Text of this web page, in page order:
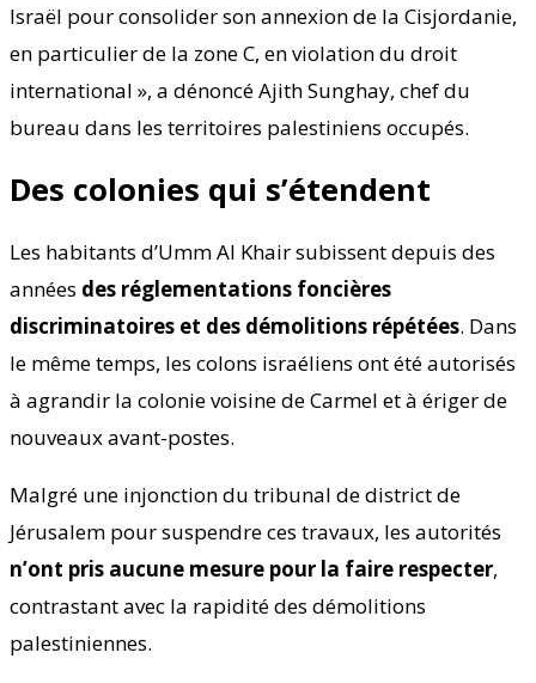
Israël pour consolider son annexion de la Cisjordanie,
en particulier de la zone C, en violation du droit
international », a dénoncé Ajith Sunghay, chef du
bureau dans les territoires palestiniens occupés.
Des colonies qui s’étendent
Les habitants d’Umm Al Khair subissent depuis des
années des réglementations foncières
discriminatoires et des démolitions répétées. Dans
le même temps, les colons israéliens ont été autorisés
à agrandir la colonie voisine de Carmel et à ériger de
nouveaux avant-postes.
Malgré une injonction du tribunal de district de
Jérusalem pour suspendre ces travaux, les autorités
n’ont pris aucune mesure pour la faire respecter,
contrastant avec la rapidité des démolitions
palestiniennes.